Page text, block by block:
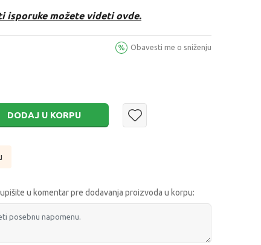
isporuke možete videti ovde.
Obavesti me o sniženju
DODAJ U KORPU
u komentar pre dodavanja proizvoda u korpu: